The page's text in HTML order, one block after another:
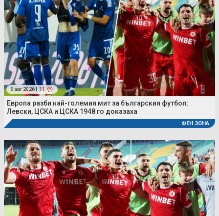
6 авг 2026 | 11
Европа разби най-големия мит за българския футбол:
Левски, ЦСКА и ЦСКА 1948 го доказаха
ФЕН ЗОНА